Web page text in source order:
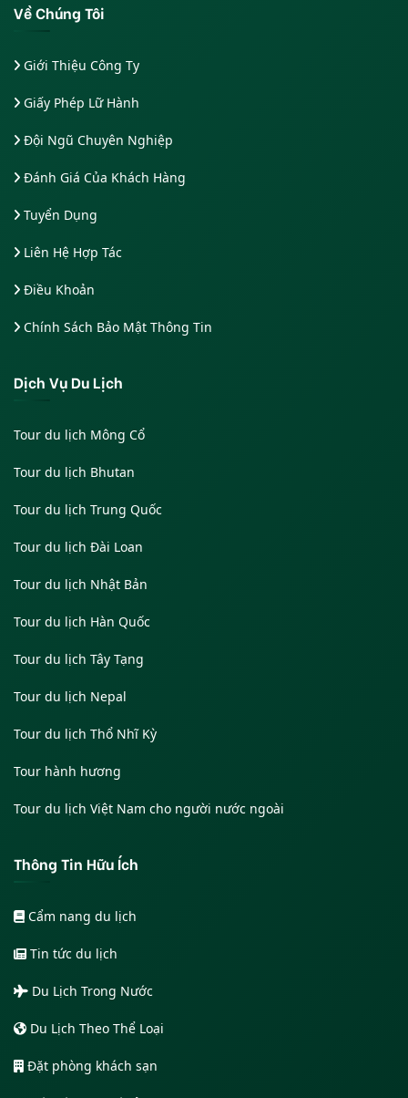
Về Chúng Tôi
Giới Thiệu Công Ty
Giấy Phép Lữ Hành
Đội Ngũ Chuyên Nghiệp
Đánh Giá Của Khách Hàng
Tuyển Dụng
Liên Hệ Hợp Tác
Điều Khoản
Chính Sách Bảo Mật Thông Tin
Dịch Vụ Du Lịch
Tour du lịch Mông Cổ
Tour du lịch Bhutan
Tour du lịch Trung Quốc
Tour du lịch Đài Loan
Tour du lịch Nhật Bản
Tour du lịch Hàn Quốc
Tour du lịch Tây Tạng
Tour du lịch Nepal
Tour du lịch Thổ Nhĩ Kỳ
Tour hành hương
Tour du lịch Việt Nam cho người nước ngoài
Thông Tin Hữu Ích
Cẩm nang du lịch
Tin tức du lịch
Du Lịch Trong Nước
Du Lịch Theo Thể Loại
Đặt phòng khách sạn